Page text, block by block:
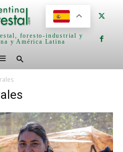
foresto-industrial y
y América Latina